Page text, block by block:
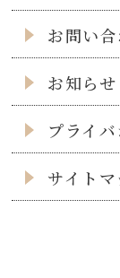
お問い
お知らせ
プライ
サイトマ